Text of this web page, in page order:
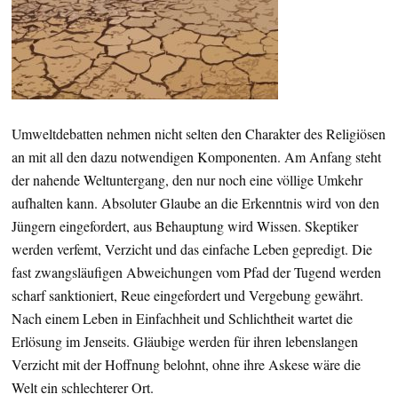
Umweltdebatten nehmen nicht selten den Charakter des Religiösen
an mit all den dazu notwendigen Komponenten. Am Anfang steht
der nahende Weltuntergang, den nur noch eine völlige Umkehr
aufhalten kann. Absoluter Glaube an die Erkenntnis wird von den
Jüngern eingefordert, aus Behauptung wird Wissen. Skeptiker
werden verfemt, Verzicht und das einfache Leben gepredigt. Die
fast zwangsläufigen Abweichungen vom Pfad der Tugend werden
scharf sanktioniert, Reue eingefordert und Vergebung gewährt.
Nach einem Leben in Einfachheit und Schlichtheit wartet die
Erlösung im Jenseits. Gläubige werden für ihren lebenslangen
Verzicht mit der Hoffnung belohnt, ohne ihre Askese wäre die
Welt ein schlechterer Ort.